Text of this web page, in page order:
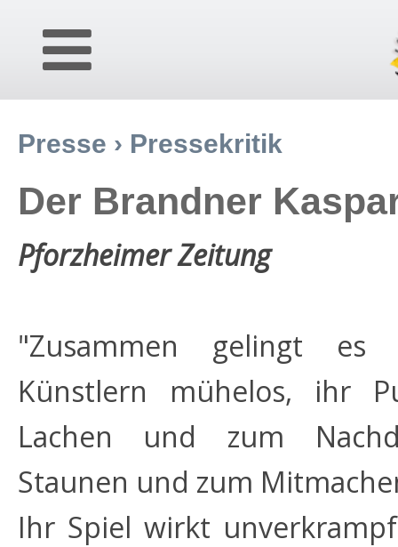
Presse › Pressekritik
Der Brandner
Pforzheimer Zeitung
"Zusammen gelingt es
Künstlern mühelos, ihr
Lachen und zum
Staunen und zum
Ihr Spiel wirkt